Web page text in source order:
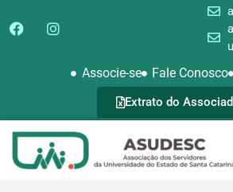
Associe-se Fale Conosco
Extrato do